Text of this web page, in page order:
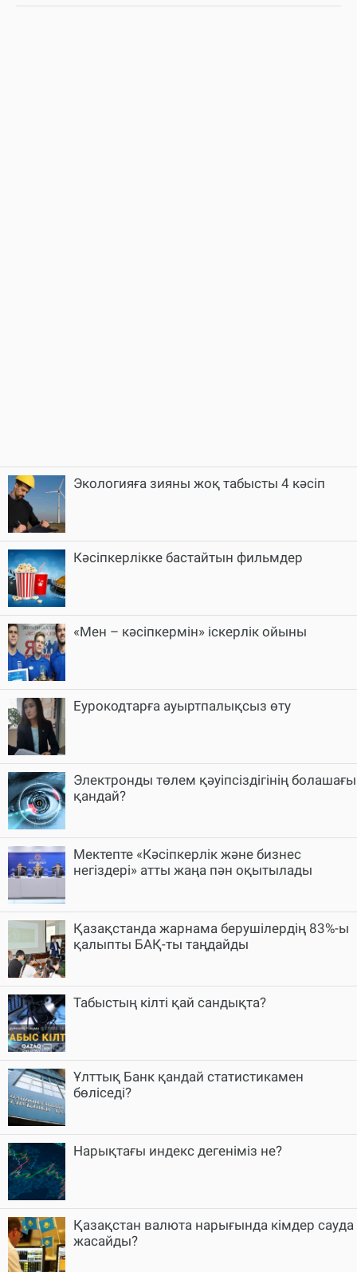
Экологияға зияны жоқ табысты 4 кәсіп
Кәсіпкерлікке бастайтын фильмдер
«Мен – кәсіпкермін» іскерлік ойыны
Еурокодтарға ауыртпалықсыз өту
Электронды төлем қәуіпсіздігінің болашағы
қандай?
Мектепте «Кәсіпкерлік және бизнес
негіздері» атты жаңа пән оқытылады
Қазақстанда жарнама берушілердің 83%-ы
қалыпты БАҚ-ты таңдайды
Табыстың кілті қай сандықта?
Ұлттық Банк қандай статистикамен
бөліседі?
Нарықтағы индекс дегеніміз не?
Қазақстан валюта нарығында кімдер сауда
жасайды?